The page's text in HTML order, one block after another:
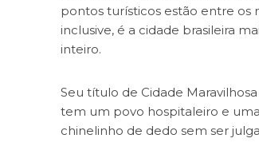
pontos turísticos estão entre os
inclusive, é a cidade brasileira
inteiro.
Seu título de Cidade
tem um povo hospitaleiro e
chinelinho de dedo sem ser